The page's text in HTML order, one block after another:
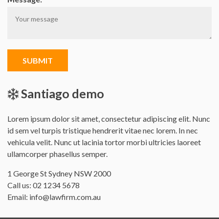
SUBMIT
Santiago demo
Lorem ipsum dolor sit amet, consectetur adipiscing elit. Nunc
id sem vel turpis tristique hendrerit vitae nec lorem. In nec
vehicula velit. Nunc ut lacinia tortor morbi ultricies laoreet
ullamcorper phasellus semper.
Office
address
is
1 George St Sydney NSW 2000
Call us: 02 1234 5678
Email: info@lawfirm.com.au